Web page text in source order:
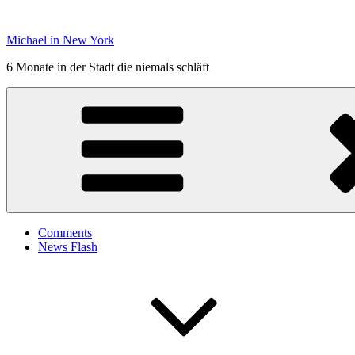
springen
Michael in New York
6 Monate in der Stadt die niemals schläft
Comments
News Flash